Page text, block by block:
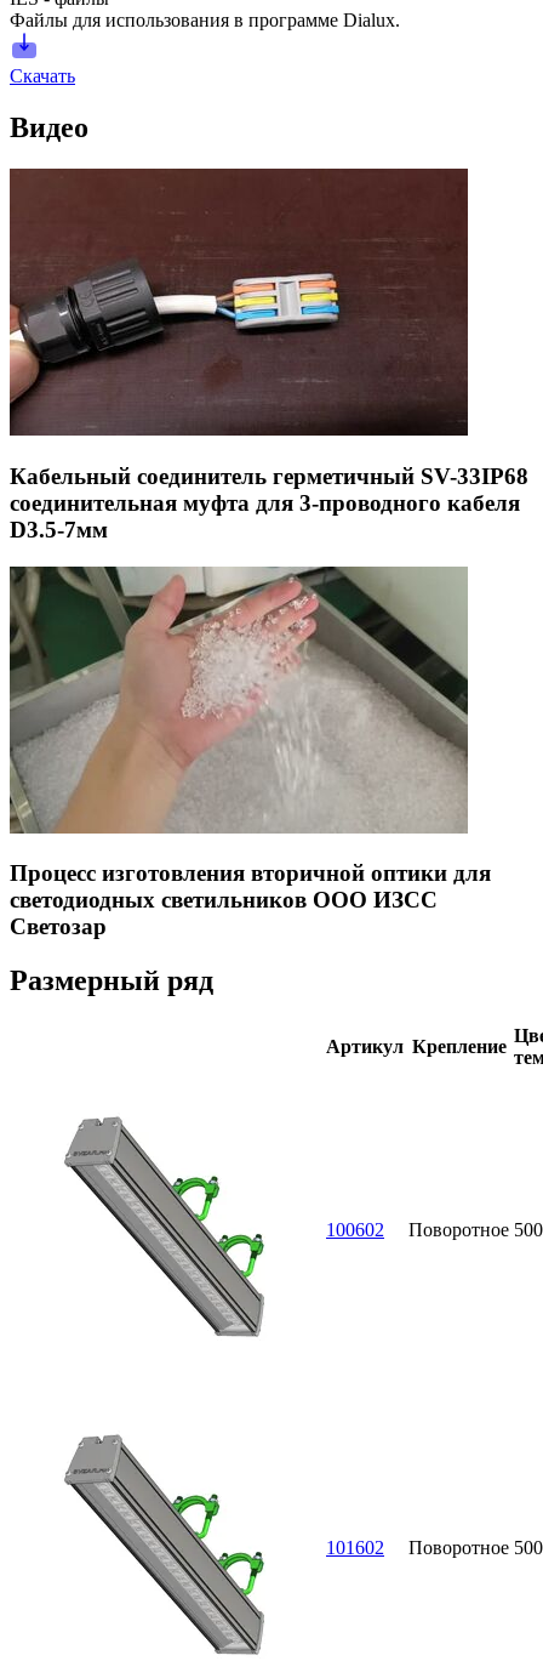
Файлы для использования в программе Dialux.
Скачать
Видео
Кабельный соединитель герметичный SV-33IP68
соединительная муфта для 3-проводного кабеля
D3.5-7мм
Процесс изготовления вторичной оптики для
светодиодных светильников ООО ИЗСС
Светозар
Размерный ряд
Артикул Крепление
100602 Поворотное
101602 Поворотное